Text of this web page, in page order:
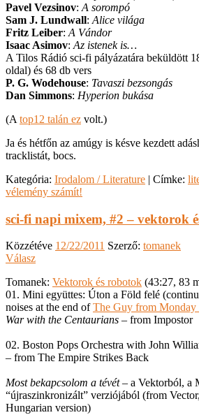
Pavel Vezsinov: A sorompó
Sam J. Lundwall: Alice világa
Fritz Leiber: A Vándor
Isaac Asimov: Az istenek is…
A Tilos Rádió sci-fi pályázatára beküldött
oldal) és 68 db vers
P. G. Wodehouse: Tavaszi bezsongás
Dan Simmons: Hyperion bukása
(A top12 talán ez volt.)
Ja és hétfőn az amúgy is késve kezdett
tracklistát, bocs.
Kategória: Irodalom / Literature | Címke:
vélemény számít!
sci-fi napi mixem, #2 – vektorok
Közzétéve 12/22/2011 Szerző: tomanek
Válasz
Tomanek: Vektorok és robotok (43:27, 83
01. Mini együttes: Úton a Föld felé
noises at the end ofThe Guy from Monday
War with the Centaurians – from Impostor
02. Boston Pops Orchestra with John
– from The Empire Strikes Back
Most bekapcsolom a tévét– a Vektorból, a
“újraszinkronizált” verziójából (from
Hungarian version)